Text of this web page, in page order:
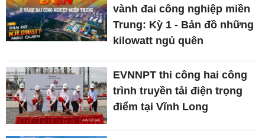
vành đai công nghiệp miền
Trung: Kỳ 1 - Bản đồ những
kilowatt ngủ quên
EVNNPT thi công hai công
trình truyền tải điện trọng
điểm tại Vĩnh Long